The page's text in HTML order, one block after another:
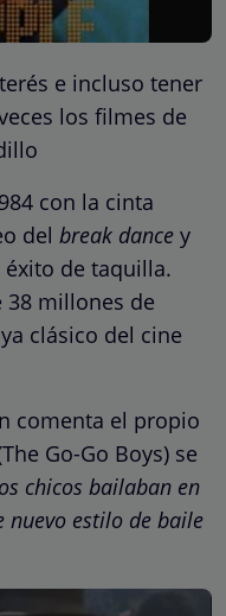
e incluso tener
los filmes de
con la cinta
del break dance y
de taquilla.
38 millones de
clásico del cine
comenta el propio
Go-Go Boys) se
chicos bailaban en
nuevo estilo de baile